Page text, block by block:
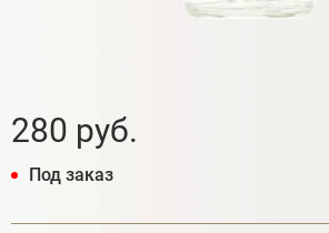
280 руб.
Под заказ